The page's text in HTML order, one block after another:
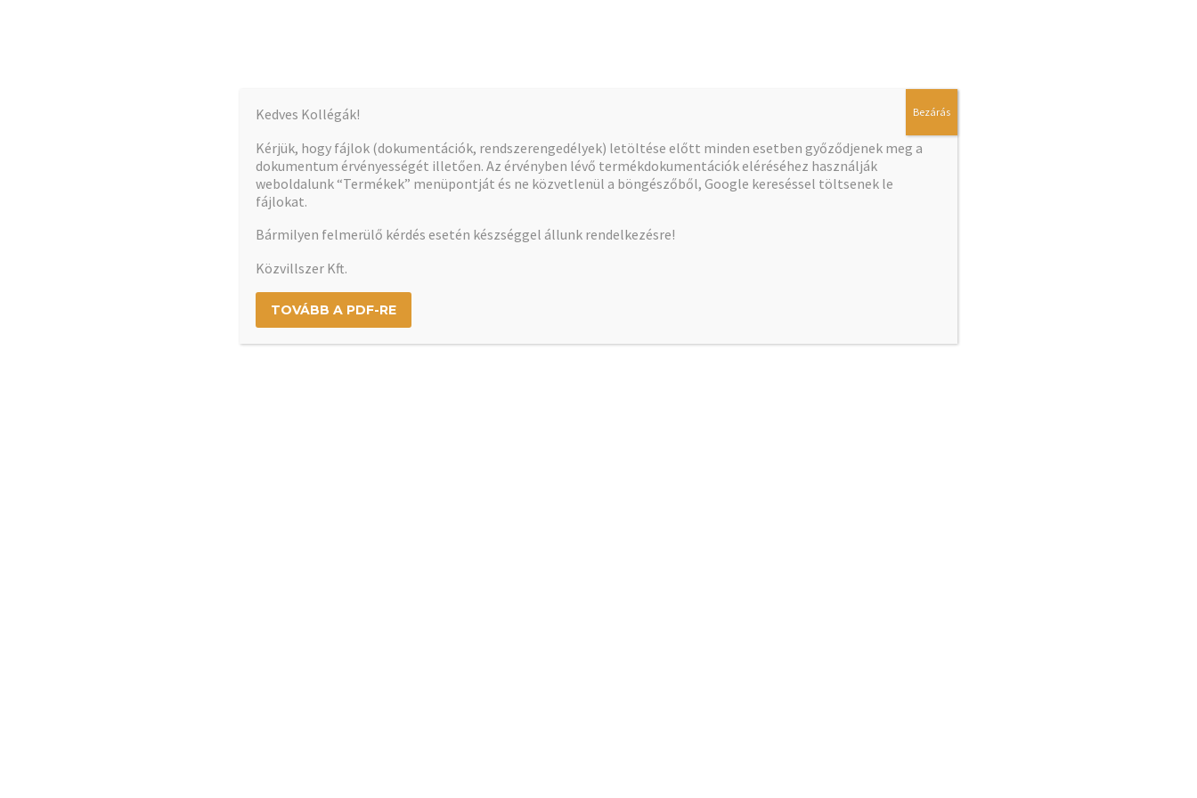
Kedves Kollégák!
Kérjük, hogy fájlok (dokumentációk, rendszerengedélyek) letöltése előtt minden esetben győződjenek meg a
dokumentum érvényességét illetően. Az érvényben lévő termékdokumentációk eléréséhez használják
weboldalunk “Termékek” menüpontját és ne közvetlenül a böngészőből, Google kereséssel töltsenek le
fájlokat.
Bármilyen felmerülő kérdés esetén készséggel állunk rendelkezésre!
Közvillszer Kft.
TOVÁBB A PDF-RE
Bezárás